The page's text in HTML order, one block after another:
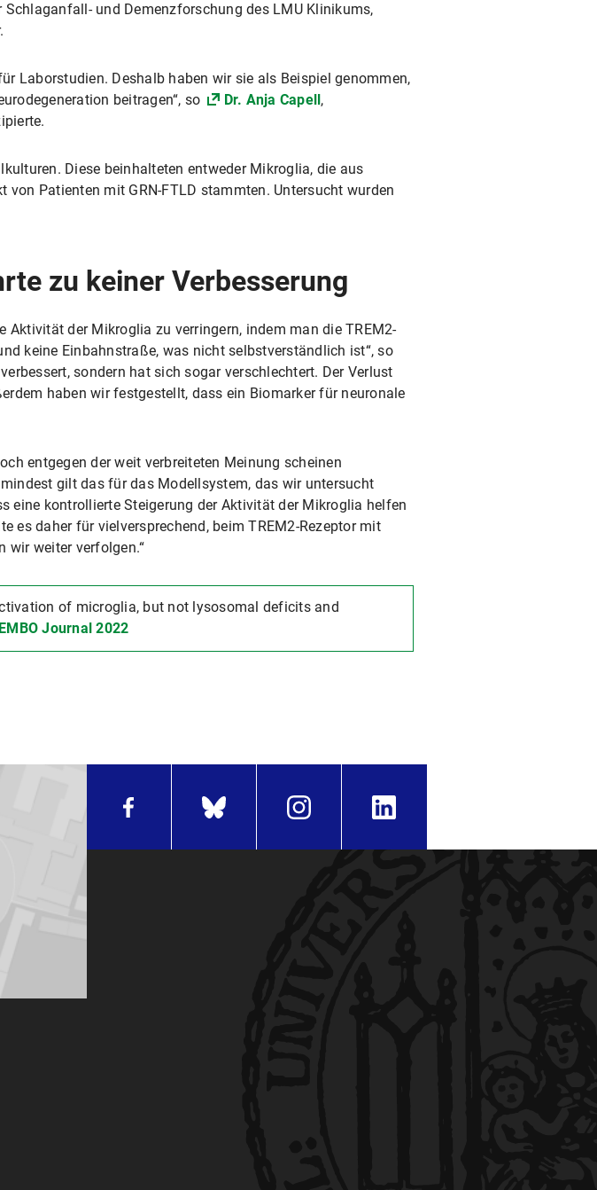
und Demenzforschung des LMU Klinikums,
Laborstudien. Deshalb haben wir sie als Beispiel genommen,
beitragen“, so
Dr. Anja Capell,
Diese beinhalteten entweder Mikroglia, die aus
Patienten mit GRN-FTLD stammten. Untersucht wurden
zu keiner Verbesserung
der Mikroglia zu verringern, indem man die TREM2-
keine Einbahnstraße, was nicht selbstverständlich ist“, so
sondern hat sich sogar verschlechtert. Der Verlust
haben wir festgestellt, dass ein Biomarker für neuronale
entgegen der weit verbreiteten Meinung scheinen
gilt das für das Modellsystem, das wir untersucht
eine kontrollierte Steigerung der Aktivität der Mikroglia helfen
es daher für vielversprechend, beim TREM2-Rezeptor mit
wir weiter verfolgen.“
of microglia, but not lysosomal deficits and
Journal 2022